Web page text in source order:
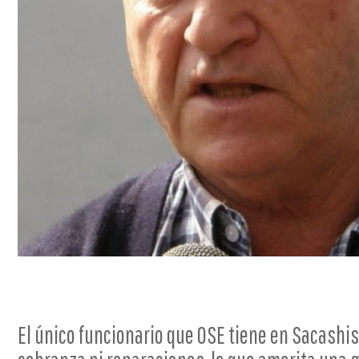
El único funcionario que OSE tiene en